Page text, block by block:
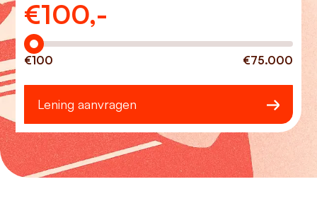
€100,-
Hoeveel wilt u lenen?
€100 €75.000
Lening aanvragen